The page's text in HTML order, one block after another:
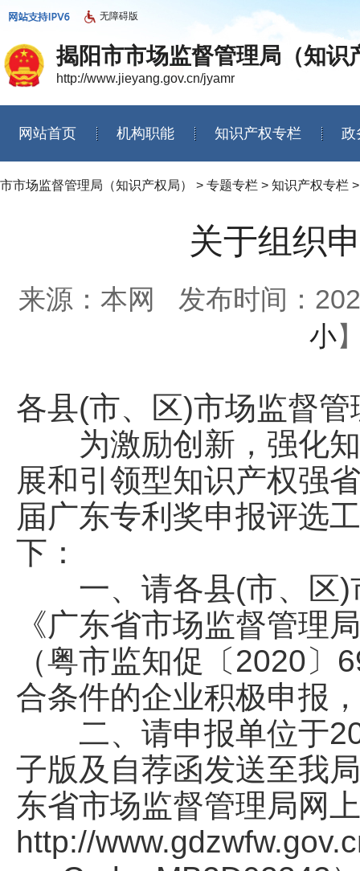
无障碍版
揭阳市市场监督管理局（知识
http://www.jieyang.gov.cn/jyamr
网站首页 机构职能 知识产权专栏 政
市市场监督管理局（知识产权局） > 专题专栏 > 知识产权专栏
关于组织
来源：本网
发布时间：
小
各县(市、区)市场监督
为激励创新，强化知
展和引领型知识产权强
届广东专利奖申报评选
下：
一、请各县(市、区)
《广东省市场监督管理
（粤市监知促〔2020
合条件的企业积极申报
二、请申报单位于
子版及自荐函发送至我
东省市场监督管理局网
http://